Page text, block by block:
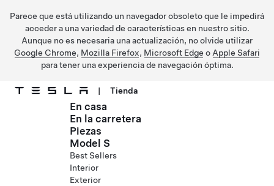
Parece que está utilizando un navegador obsoleto que le impedirá
acceder a una variedad de características en nuestro sitio.
Aunque no es necesaria una actualización, no olvide utilizar
Google Chrome, Mozilla Firefox, Microsoft Edge o Apple Safari
para tener una experiencia de navegación óptima.
Ir al contenido principal
| Tienda
En casa
En la carretera
Piezas
Model S
Best Sellers
Interior
Exterior